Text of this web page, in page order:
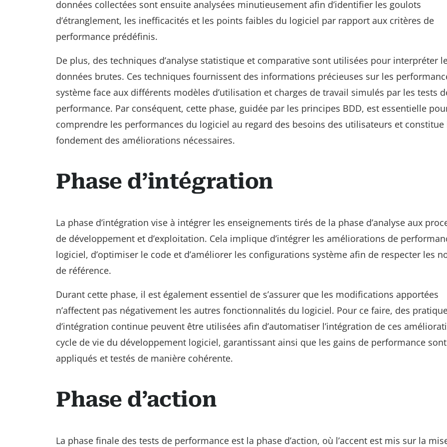
données collectées sont ensuite analysées minutieusement afin d’identifier les goulots
d’étranglement, les inefficacités et les points faibles du logiciel par rapport aux critères de
performance prédéfinis.
De plus, des techniques d’analyse statistique et comparative sont utilisées pour interpréter
données brutes. Ces techniques fournissent des informations précieuses sur les
système face aux différents modèles d’utilisation et charges de travail simulés par les tests
performance. Par conséquent, cette phase, guidée par les principes BDD, est essentielle
comprendre les performances du logiciel au regard des besoins des utilisateurs et constitue
fondement des améliorations nécessaires.
Phase d’intégration
La phase d’intégration vise à intégrer les enseignements tirés de la phase d’analyse aux
de développement et d’exploitation. Cela implique d’intégrer les améliorations de
logiciel, d’optimiser le code et d’améliorer les configurations système afin de respecter les
de référence.
Durant cette phase, il est également essentiel de s’assurer que les modifications apportées
n’affectent pas négativement les autres fonctionnalités du logiciel. Pour ce faire, des
d’intégration continue peuvent être utilisées afin d’automatiser l’intégration de ces
cycle de vie du développement logiciel, garantissant ainsi que les gains de performance sont
appliqués et testés de manière cohérente.
Phase d’action
La phase finale des tests de performance est la phase d’action, où l’accent est mis sur la